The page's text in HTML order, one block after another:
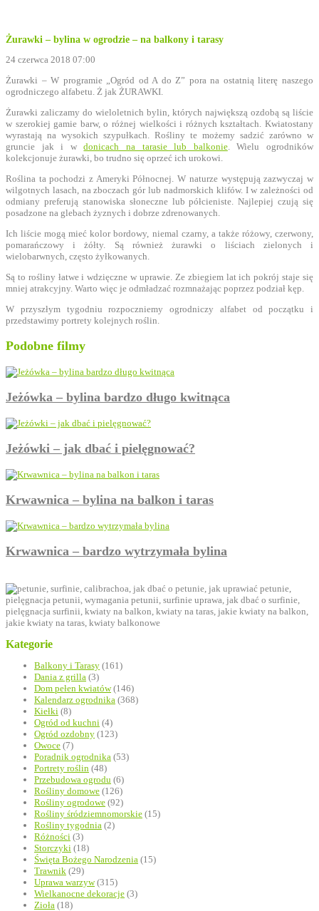
Żurawki – bylina w ogrodzie – na balkony i tarasy
24 czerwca 2018 07:00
Żurawki – W programie „Ogród od A do Z” pora na ostatnią literę naszego
ogrodniczego alfabetu. Ż jak ŻURAWKI.
Żurawki zaliczamy do wieloletnich bylin, których największą ozdobą są liście
w szerokiej gamie barw, o różnej wielkości i różnych kształtach. Kwiatostany
wyrastają na wysokich szypułkach. Rośliny te możemy sadzić zarówno w
gruncie jak i wdonicach na tarasie lub balkonie. Wielu ogrodników
kolekcjonuje żurawki, bo trudno się oprzeć ich urokowi.
Roślina ta pochodzi z Ameryki Północnej. W naturze występują zazwyczaj w
wilgotnych lasach, na zboczach gór lub nadmorskich klifów. I w zależności od
odmiany preferują stanowiska słoneczne lub półcieniste. Najlepiej czują się
posadzone na glebach żyznych i dobrze zdrenowanych.
Ich liście mogą mieć kolor bordowy, niemal czarny, a także różowy, czerwony,
pomarańczowy i żółty. Są również żurawki o liściach zielonych i
wielobarwnych, często żyłkowanych.
Są to rośliny łatwe i wdzięczne w uprawie. Ze zbiegiem lat ich pokrój staje się
mniej atrakcyjny. Warto więc je odmładzać rozmnażając poprzez podział kęp.
W przyszłym tygodniu rozpoczniemy ogrodniczy alfabet od początku i
przedstawimy portrety kolejnych roślin.
Podobne filmy
Jeżówka – bylina bardzo długo kwitnąca
Jeżówki – jak dbać i pielęgnować?
Krwawnica – bylina na balkon i taras
Krwawnica – bardzo wytrzymała bylina
Kategorie
Balkony i Tarasy (161)
Dania z grilla (3)
Dom pełen kwiatów(146)
Kalendarz ogrodnika (368)
Kiełki (8)
Ogród od kuchni (4)
Ogród ozdobny (123)
Owoce (7)
Poradnik ogrodnika (53)
Portrety roślin (48)
Przebudowa ogrodu (6)
Rośliny domowe (126)
Rośliny ogrodowe (92)
Rośliny śródziemnomorskie (15)
Rośliny tygodnia (2)
Różności (3)
Storczyki (18)
Święta Bożego Narodzenia (15)
Trawnik (29)
Uprawa warzyw(315)
Wielkanocne dekoracje (3)
Zioła (18)